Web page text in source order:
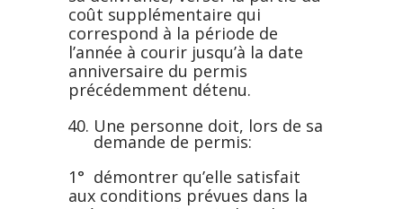
coût supplémentaire qui
correspond à la période de
l’année à courir jusqu’à la date
anniversaire du permis
précédemment détenu.
Une personne doit, lors de sa
demande de permis:
1° démontrer qu’elle satisfait
aux conditions prévues dans la